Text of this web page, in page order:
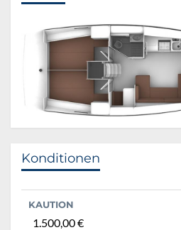
Konditionen
KAUTION
1.500,00 €